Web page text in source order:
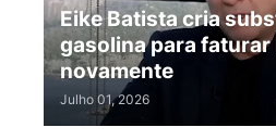
Eike Batista cria
gasolina para faturar
novamente
Julho 01, 2026